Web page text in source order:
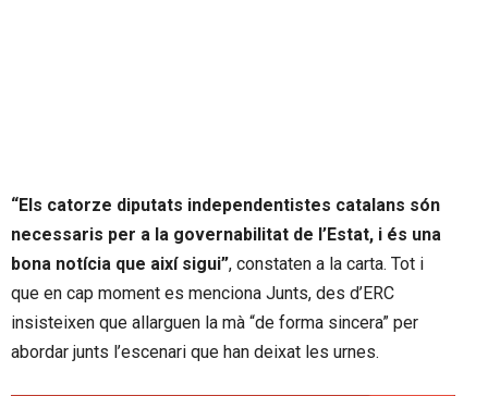
“Els catorze diputats independentistes catalans són
necessaris per a la governabilitat de l’Estat, i és una
bona notícia que així sigui”, constaten a la carta. Tot i
que en cap moment es menciona Junts, des d’ERC
insisteixen que allarguen la mà “de forma sincera” per
abordar junts l’escenari que han deixat les urnes.